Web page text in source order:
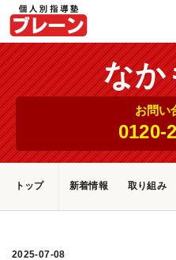
なか
お問い
0120-
トップ 新着情報 取り組み
2025-07-08